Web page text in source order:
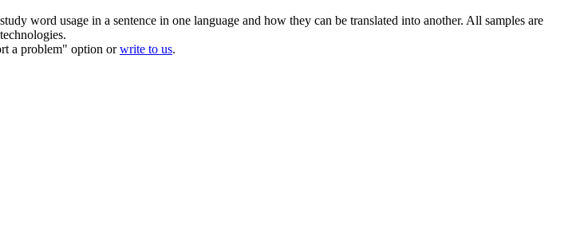
word usage in a sentence in one language and how they can be translated into another. All samples are
a problem" option orwrite to us.